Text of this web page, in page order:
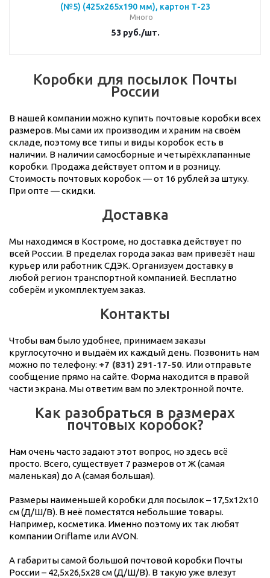
(№5) (425x265x190 мм), картон Т-23
Много
53 руб./шт.
Коробки для посылок Почты
России
В нашей компании можно купить почтовые коробки всех
размеров. Мы сами их производим и храним на своём
складе, поэтому все типы и виды коробок есть в
наличии. В наличии самосборные и четырёхклапанные
коробки. Продажа действует оптом и в розницу.
Стоимость почтовых коробок — от 16 рублей за штуку.
При опте — скидки.
Доставка
Мы находимся в Костроме, но доставка действует по
всей России. В пределах города заказ вам привезёт наш
курьер или работник СДЭК. Организуем доставку в
любой регион транспортной компанией. Бесплатно
соберём и укомплектуем заказ.
Контакты
Чтобы вам было удобнее, принимаем заказы
круглосуточно и выдаём их каждый день. Позвонить нам
можно по телефону: +7 (831) 291-17-50. Или отправьте
сообщение прямо на сайте. Форма находится в правой
части экрана. Мы ответим вам по электронной почте.
Как разобраться в размерах
почтовых коробок?
Нам очень часто задают этот вопрос, но здесь всё
просто. Всего, существует 7 размеров от Ж (самая
маленькая) до А (самая большая).
Размеры наименьшей коробки для посылок – 17,5x12x10
см (Д/Ш/В). В неё поместятся небольшие товары.
Например, косметика. Именно поэтому их так любят
компании Oriflame или AVON.
А габариты самой большой почтовой коробки Почты
России – 42,5х26,5х28 см (Д/Ш/В). В такую уже влезут